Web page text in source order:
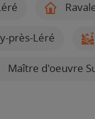
près-Léré
Maître d'oeuvre